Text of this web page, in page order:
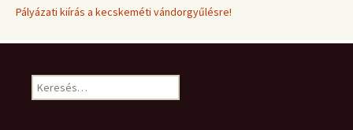
Pályázati kiírás a kecskeméti vándorgyűlésre!
Keresés: